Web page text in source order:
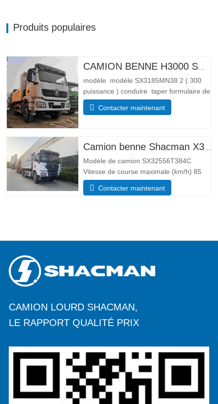
Produits populaires
CAMION BENNE H3000 SHACMAN 4X4 À VENDRE
modèle modèle SX3185MN38 2 ( 300
puissance ) conduire taper formulaire de
conduite 4*4 Lester paramètre de poids
Complet trottoir masse (kg) poids à
Paramètres de taille Global
Contacter maintenant
Camion benne Shacman X3000 10 roues
Modèle de camion SX32556T384C
Vitesse de course maximale (km/h) 85
Système d’entraînement 6×4 Dimensions
(L*l*H)(mm) Total 8385*2490*3450 Corps
Contacter maintenant
CAMION LOURD SHACMAN,
LE RAPPORT QUALITÉ PRIX